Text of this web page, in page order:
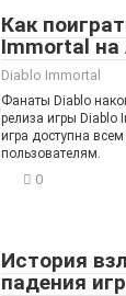
Как
Immortal на
Diablo Immortal
Фанаты Diablo
релиза игры Diablo
игра доступна
пользователям.
0
История
падения